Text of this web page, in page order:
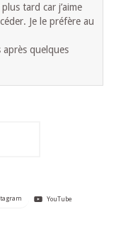
tard car j’aime
Je le préfère au
après quelques
YouTube